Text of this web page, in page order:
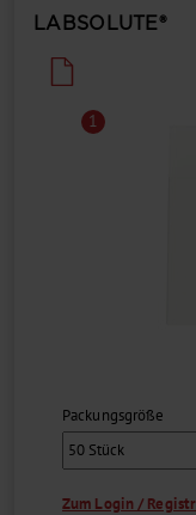
LABSOLUTE®
1
Packungsgröße
Zum Login /